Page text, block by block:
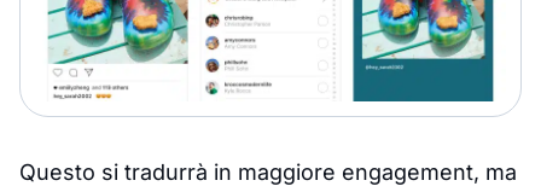
Questo si tradurrà in maggiore engagement, ma